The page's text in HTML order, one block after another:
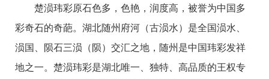
楚涢玮彩原石色多，色艳，润度高，被誉为中国多
彩奇石的奇葩。湖北随州府河（古涢水）是全国涢水、
涢国、陨石三涢（陨）交汇之地，随州是中国玮彩发祥
地之一。楚涢玮彩是湖北唯一、独特、高品质的王权专